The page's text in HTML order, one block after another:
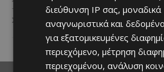
τη συγχρηματοδότησης της ΕΕ
Σε μία από τις...
του
διεύθυνση IP σας, μοναδικά
αναγνωριστικά και
για εξατομικευμένες
περιεχόμενο, μέτρηση
περιεχομένου, ανάλυση